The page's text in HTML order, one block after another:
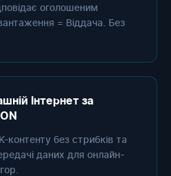
оголошеним
= Віддача. Без
Інтернет за
контенту без стрибків та
даних для онлайн-